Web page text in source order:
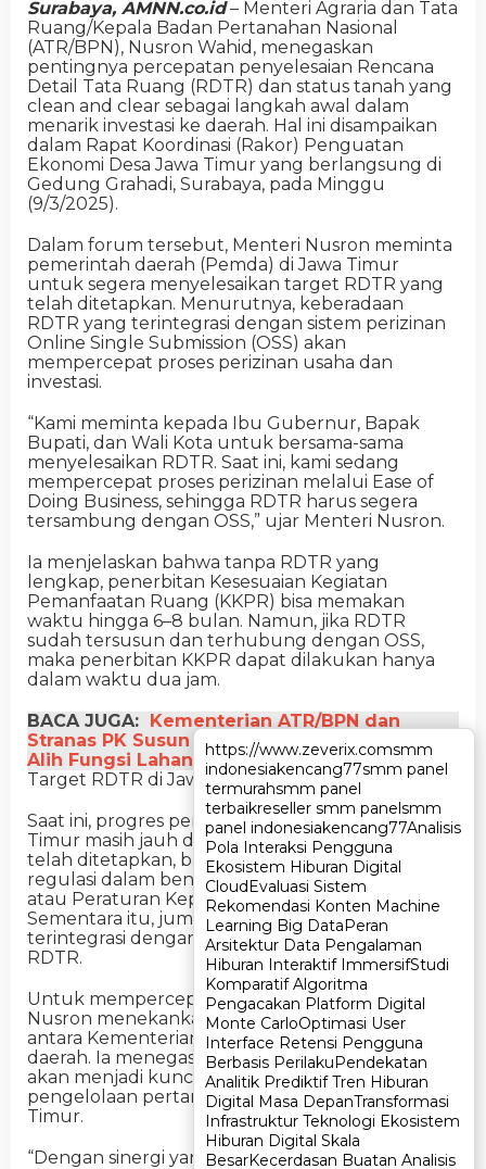
https://www.zeverix.comsmm
indonesiakencang77smm panel
termurahsmm panel
terbaikreseller smm panelsmm
panel indonesiakencang77Analisis
Pola Interaksi Pengguna
Ekosistem Hiburan Digital
CloudEvaluasi Sistem
Rekomendasi Konten Machine
Learning Big DataPeran
Arsitektur Data Pengalaman
Hiburan Interaktif ImmersifStudi
Komparatif Algoritma
Pengacakan Platform Digital
Monte CarloOptimasi User
Interface Retensi Pengguna
Berbasis PerilakuPendekatan
Analitik Prediktif Tren Hiburan
Digital Masa DepanTransformasi
Infrastruktur Teknologi Ekosistem
Hiburan Digital Skala
BesarKecerdasan Buatan Analisis
https://www.zeverix.comsmm
indonesiakencang77smm panel
termurahsmm panel
terbaikreseller smm panelsmm
panel indonesiakencang77Analisis
Pola Interaksi Pengguna
Ekosistem Hiburan Digital
CloudEvaluasi Sistem
Rekomendasi Konten Machine
Learning Big DataPeran
Arsitektur Data Pengalaman
Hiburan Interaktif ImmersifStudi
Komparatif Algoritma
Pengacakan Platform Digital
Monte CarloOptimasi User
Interface Retensi Pengguna
Berbasis PerilakuPendekatan
Analitik Prediktif Tren Hiburan
Digital Masa DepanTransformasi
Infrastruktur Teknologi Ekosistem
Hiburan Digital Skala
BesarKecerdasan Buatan Analisis
Surabaya, AMNN.co.id– Menteri Agraria dan Tata
Ruang/Kepala Badan Pertanahan Nasional
(ATR/BPN), Nusron Wahid, menegaskan
pentingnya percepatan penyelesaian Rencana
Detail Tata Ruang (RDTR) dan status tanah yang
clean and clear sebagai langkah awal dalam
menarik investasi ke daerah. Hal ini disampaikan
dalam Rapat Koordinasi (Rakor) Penguatan
Ekonomi Desa Jawa Timur yang berlangsung di
Gedung Grahadi, Surabaya, pada Minggu
(9/3/2025).
Dalam forum tersebut, Menteri Nusron meminta
pemerintah daerah (Pemda) di Jawa Timur
untuk segera menyelesaikan target RDTR yang
telah ditetapkan. Menurutnya, keberadaan
RDTR yang terintegrasi dengan sistem perizinan
Online Single Submission (OSS) akan
mempercepat proses perizinan usaha dan
investasi.
“Kami meminta kepada Ibu Gubernur, Bapak
Bupati, dan Wali Kota untuk bersama-sama
menyelesaikan RDTR. Saat ini, kami sedang
mempercepat proses perizinan melalui Ease of
Doing Business, sehingga RDTR harus segera
tersambung dengan OSS,” ujar Menteri Nusron.
Ia menjelaskan bahwa tanpa RDTR yang
lengkap, penerbitan Kesesuaian Kegiatan
Pemanfaatan Ruang (KKPR) bisa memakan
waktu hingga 6–8 bulan. Namun, jika RDTR
sudah tersusun dan terhubung dengan OSS,
maka penerbitan KKPR dapat dilakukan hanya
dalam waktu dua jam.
BACA JUGA:
Kementerian ATR/BPN dan
Stranas PK Susun Rencana Aksi Kendalikan
Alih Fungsi Lahan Sawah
Target RDTR di Jawa Timur Baru Mencapai 19%
Saat ini, progres penyelesaian RDTR di Jawa
Timur masih jauh dari target. Dari 464 RDTR yang
telah ditetapkan, baru 86 RDTR yang memiliki
regulasi dalam bentuk Peraturan Daerah (Perda)
atau Peraturan Kepala Daerah (Perkada).
Sementara itu, jumlah RDTR yang sudah
terintegrasi dengan OSS baru mencapai 37
RDTR.
Untuk mempercepat proses tersebut, Menteri
Nusron menekankan pentingnya koordinasi erat
antara Kementerian ATR/BPN dan pemerintah
daerah. Ia menegaskan bahwa sinergi yang kuat
akan menjadi kunci keberhasilan dalam
pengelolaan pertanahan dan tata ruang di Jawa
Timur.
“Dengan sinergi yang lebih baik, target